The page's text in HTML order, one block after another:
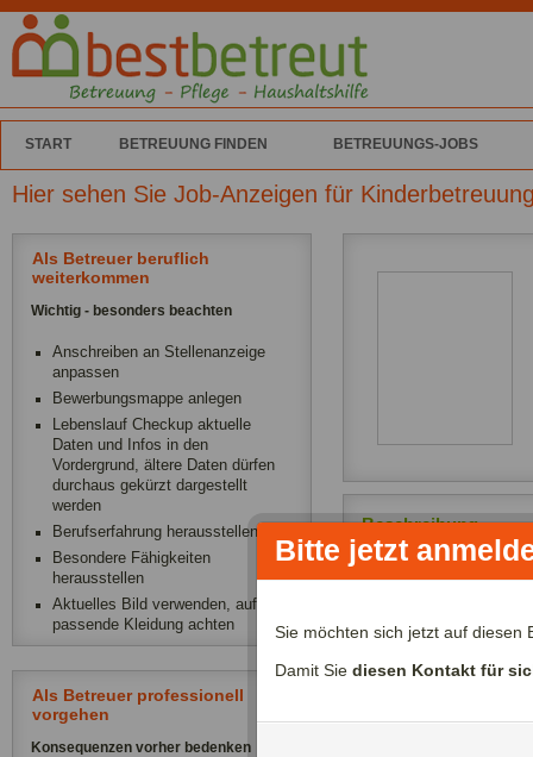
START BETREUUNG FINDEN BETREUUNGS-JOBS
Hier sehen Sie Job-Anzeigen für
Als Betreuer beruflich
weiterkommen
Wichtig - besonders beachten
Anschreiben an Stellenanzeige
anpassen
Bewerbungsmappe anlegen
Lebenslauf Checkup aktuelle
Daten und Infos in den
Vordergrund, ältere Daten dürfen
durchaus gekürzt dargestellt
werden
Berufserfahrung herausstellen
Besondere Fähigkeiten
herausstellen
Aktuelles Bild verwenden, auf
passende Kleidung achten
Als Betreuer professionell
vorgehen
Konsequenzen vorher bedenken
Beschreibung
Babysitterin/
Kinder. Mein Sohn ist 4
Bitte jetzt
Sie möchten sich jetzt auf diesen
Damit Sie diesen Kontakt für